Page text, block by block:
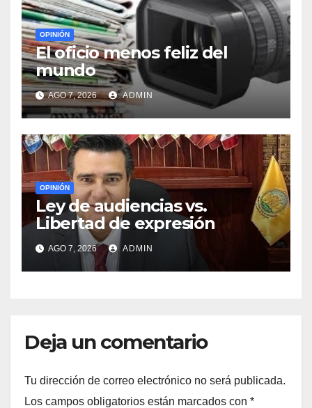
OPINIÓN
El oficio menos feliz del
mundo
AGO 7, 2026 ADMIN
OPINIÓN
Ley de audiencias vs.
Libertad de expresión
AGO 7, 2026 ADMIN
Deja un comentario
Tu dirección de correo electrónico no será publicada.
Los campos obligatorios están marcados con *